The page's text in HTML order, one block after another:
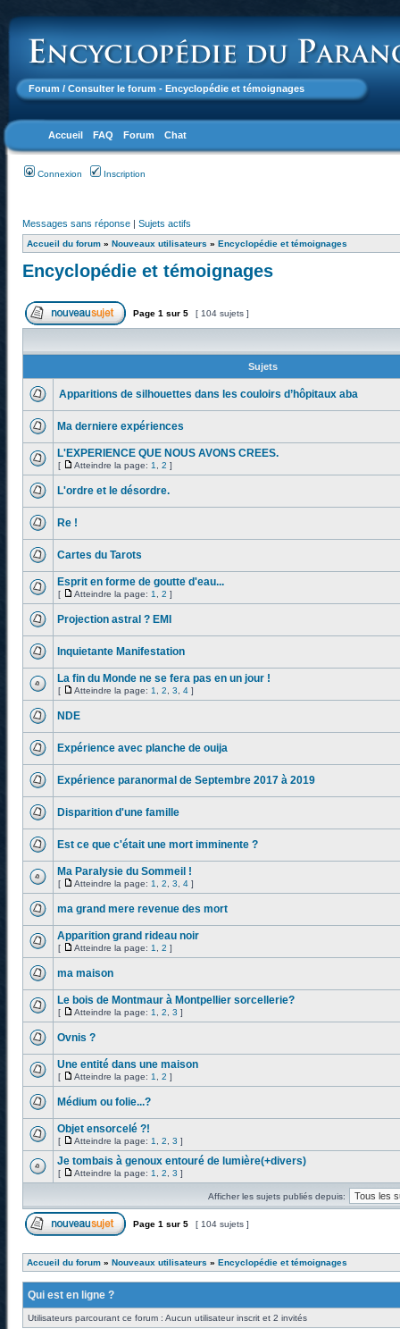
Forum / Consulter le forum - Encyclopédie et témoignages
Accueil FAQ Forum Chat
Connexion Inscription
Messages sans réponse | Sujets actifs
Accueil du forum » Nouveaux utilisateurs » Encyclopédie et témoignages
Encyclopédie et témoignages
Page 1 sur 5 [ 104 sujets ]
Sujets
Apparitions de silhouettes dans les couloirs d’hôpitaux aba
Ma derniere expériences
L'EXPERIENCE QUE NOUS AVONS CREES.
[ Atteindre la page: 1 2 ]
L'ordre et le désordre.
Re !
Cartes du Tarots
Esprit en forme de goutte d'eau...
[ Atteindre la page: 1 2 ]
Projection astral ? EMI
Inquietante Manifestation
La fin du Monde ne se fera pas en un jour !
[ Atteindre la page: 1 2 3 4 ]
NDE
Expérience avec planche de ouija
Expérience paranormal de Septembre 2017 à 2019
Disparition d'une famille
Est ce que c'était une mort imminente ?
Ma Paralysie du Sommeil !
[ Atteindre la page: 1 2 3 4 ]
ma grand mere revenue des mort
Apparition grand rideau noir
[ Atteindre la page: 1 2 ]
ma maison
Le bois de Montmaur à Montpellier sorcellerie?
[ Atteindre la page: 1 2 3 ]
Ovnis ?
Une entité dans une maison
[ Atteindre la page: 1 2 ]
Médium ou folie...?
Objet ensorcelé ?!
[ Atteindre la page: 1 2 3 ]
Je tombais à genoux entouré de lumière(+divers)
[ Atteindre la page: 1 2 3 ]
Afficher les sujets publiés depuis:
Page 1 sur 5 [ 104 sujets ]
Accueil du forum » Nouveaux utilisateurs » Encyclopédie et témoignages
Qui est en ligne ?
Utilisateurs parcourant ce forum : Aucun utilisateur inscrit et 2 invités